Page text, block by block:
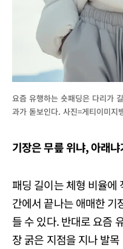
요즘 유행하는 숏패딩은 다리가
과가 돋보인다. 사진=게티이미지
기장은 무릎 위냐, 아래
패딩 길이는 체형 비율에
간에서 끝나는 애매한 기
들 수 있다. 반대로 요즘
장 굵은 지점을 지나 발